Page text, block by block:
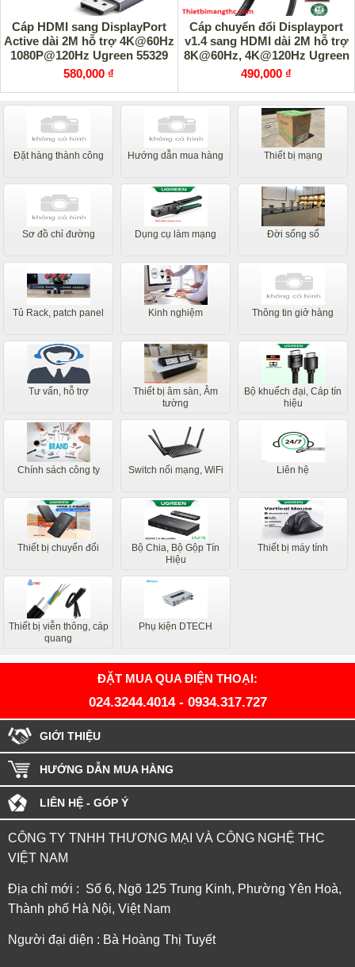
Cáp HDMI sang DisplayPort
Active dài 2M hỗ trợ 4K@60Hz
1080P@120Hz Ugreen 55329
cao cấp
580,000 ₫
Cáp chuyển đổi Displayport
v1.4 sang HDMI dài 2M hỗ trợ
8K@60Hz, 4K@120Hz Ugreen
80397 cao cấp
490,000 ₫
Đặt hàng thành công Hướng dẫn mua hàng Thiết bị mạng
Sơ đồ chỉ đường Dụng cụ làm mạng Đời sống số
Tủ Rack, patch panel Kinh nghiệm Thông tin giở hàng
Tư vấn, hỗ trợ
Thiết bị âm sàn, Âm
tường
Bộ khuếch đại, Cáp tín
hiệu
Chính sách công ty Switch nối mạng, WiFi Liên hệ
Thiết bị chuyển đổi
Bộ Chia, Bộ Gộp Tín
Hiệu
Thiết bị máy tính
Thiết bị viễn thông, cáp
quang
Phụ kiện DTECH
ĐẶT MUA QUA ĐIỆN THOẠI:
024.3244.4014- 0934.317.727
GIỚI THIỆU
HƯỚNG DẪN MUA HÀNG
LIÊN HỆ - GÓP Ý
CÔNG TY TNHH THƯƠNG MẠI VÀ CÔNG NGHỆ THC
VIỆT NAM
Địa chỉ mới : Số 6, Ngõ 125 Trung Kinh, Phường Yên Hoà,
Thành phố Hà Nội, Việt Nam
Người đại diện : Bà Hoàng Thị Tuyết